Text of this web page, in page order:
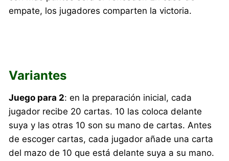
empate, los jugadores comparten la victoria.
Variantes
Juego para 2: en la preparación inicial, cada
jugador recibe 20 cartas. 10 las coloca delante
suya y las otras 10 son su mano de cartas. Antes
de escoger cartas, cada jugador añade una carta
del mazo de 10 que está delante suya a su mano.